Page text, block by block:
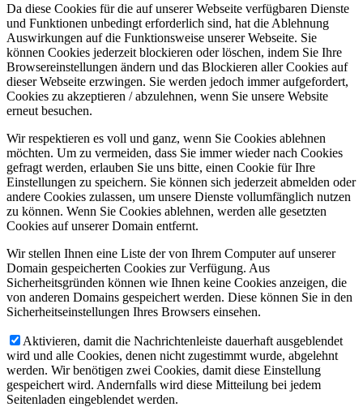
Da diese Cookies für die auf unserer Webseite verfügbaren Dienste
und Funktionen unbedingt erforderlich sind, hat die Ablehnung
Auswirkungen auf die Funktionsweise unserer Webseite. Sie
können Cookies jederzeit blockieren oder löschen, indem Sie Ihre
Browsereinstellungen ändern und das Blockieren aller Cookies auf
dieser Webseite erzwingen. Sie werden jedoch immer aufgefordert,
Cookies zu akzeptieren / abzulehnen, wenn Sie unsere Website
erneut besuchen.
Wir respektieren es voll und ganz, wenn Sie Cookies ablehnen
möchten. Um zu vermeiden, dass Sie immer wieder nach Cookies
gefragt werden, erlauben Sie uns bitte, einen Cookie für Ihre
Einstellungen zu speichern. Sie können sich jederzeit abmelden oder
andere Cookies zulassen, um unsere Dienste vollumfänglich nutzen
zu können. Wenn Sie Cookies ablehnen, werden alle gesetzten
Cookies auf unserer Domain entfernt.
Wir stellen Ihnen eine Liste der von Ihrem Computer auf unserer
Domain gespeicherten Cookies zur Verfügung. Aus
Sicherheitsgründen können wie Ihnen keine Cookies anzeigen, die
von anderen Domains gespeichert werden. Diese können Sie in den
Sicherheitseinstellungen Ihres Browsers einsehen.
Aktivieren, damit die Nachrichtenleiste dauerhaft ausgeblendet
wird und alle Cookies, denen nicht zugestimmt wurde, abgelehnt
werden. Wir benötigen zwei Cookies, damit diese Einstellung
gespeichert wird. Andernfalls wird diese Mitteilung bei jedem
Seitenladen eingeblendet werden.